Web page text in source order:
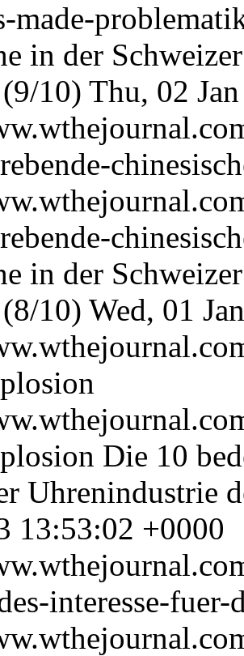
made-
in der
10) Thu, 02
in der
10) Wed, 01
Die 10
Uhrenindustrie
13:53:02 +0000
interesse-